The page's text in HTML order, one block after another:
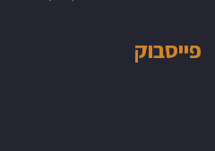
פייסבוק